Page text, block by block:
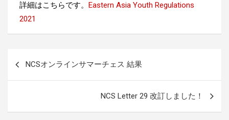
詳細はこちらです。
Eastern Asia Youth Regulations
2021
NCSオンラインサマーチェス 結果
NCS Letter 29 改訂しました！